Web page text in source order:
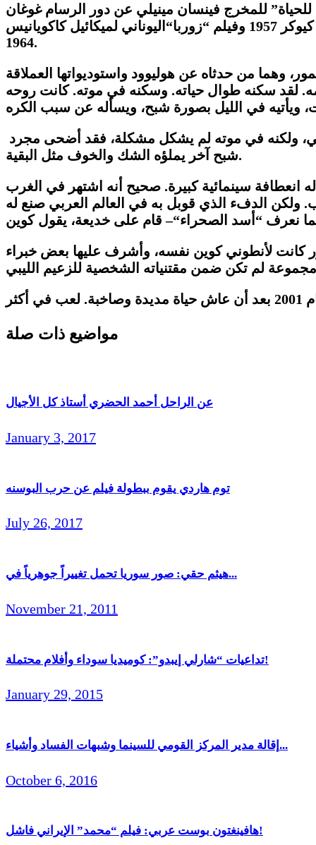
” للمخرج فينسان مينيلي عن دور الرسام غوغان
وفيلم “زوربا“ اليوناني لميكائيل كاكويانيس
1964.
تعرف إلى ماي ويست وجون باريمور، وهما من حدثاه عن هوليوود واستوديواتها العملاقة
لقد سكنه طوال حياته. وسكنه في موته. كانت روحه
حي، ولكنه في موته لم يشكل مشكلة، فقد أضحى مجرد
شبح آخر يملؤه الشك والخوف مثل البقية.
سينمائية كبيرة. صحيح أنه اشتهر في الغرب
ولكن الدفء الذي قوبل به في العالم العربي صنع له
نعرف “ أسد الصحراء“
كانت لأنطوني كوين نفسه، وأشرف عليها بعض خبراء
لم تكن ضمن مقتنياته الشخصية للزعيم الليبي
مواضيع ذات صلة
عن الراحل أحمد الحضري أستاذ كل الأجيال
January 3, 2017
توم هاردي يقوم ببطولة فيلم عن حرب البوسنه
July 26, 2017
هيثم حقي: صور سوريا تحمل تغييراً جوهرياً في...
November 21, 2011
تداعيات “شارلي إيبدو”: كوميديا سوداء وأفلام محتملة!
January 29, 2015
إقالة مدير المركز القومي للسينما وشبهات الفساد وأشياء...
October 6, 2016
هافينغتون بوست عربي: فيلم “محمد” الإيراني فاشل!